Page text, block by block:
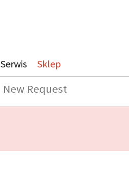
Serwis Sklep
New Request